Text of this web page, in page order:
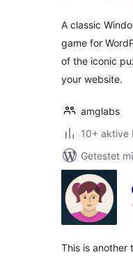
A classic
game for
of the iconic
your website.
amglabs
10+ aktive
Getestet
This is another